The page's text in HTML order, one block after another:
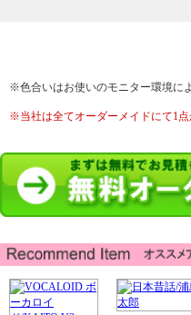
※色合いはお使いのモニター環境に
※当社は全てオーダーメイドにて1